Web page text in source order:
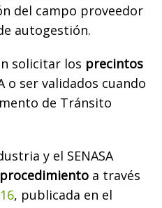
del campo proveedor
autogestión.
solicitar los precintos
o ser validados cuando
de Tránsito
y el SENASA
a través
, publicada en el